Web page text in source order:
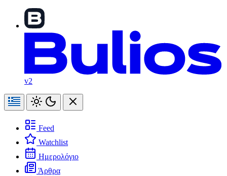
v2
Feed
Watchlist
Ημερολόγιο
Άρθρα